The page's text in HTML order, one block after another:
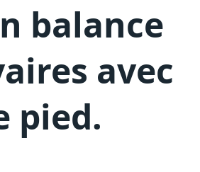
balance
avec
pied.